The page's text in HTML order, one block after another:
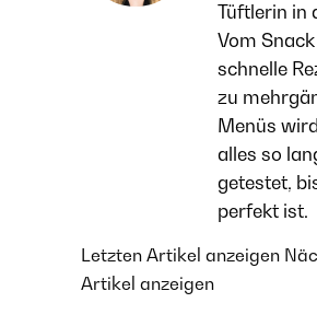
Tüftlerin in
Vom
schnelle
zu
Menüs
alles so
getestet,
perfekt ist.
Letzten Artikel anzeigen
Artikel anzeigen